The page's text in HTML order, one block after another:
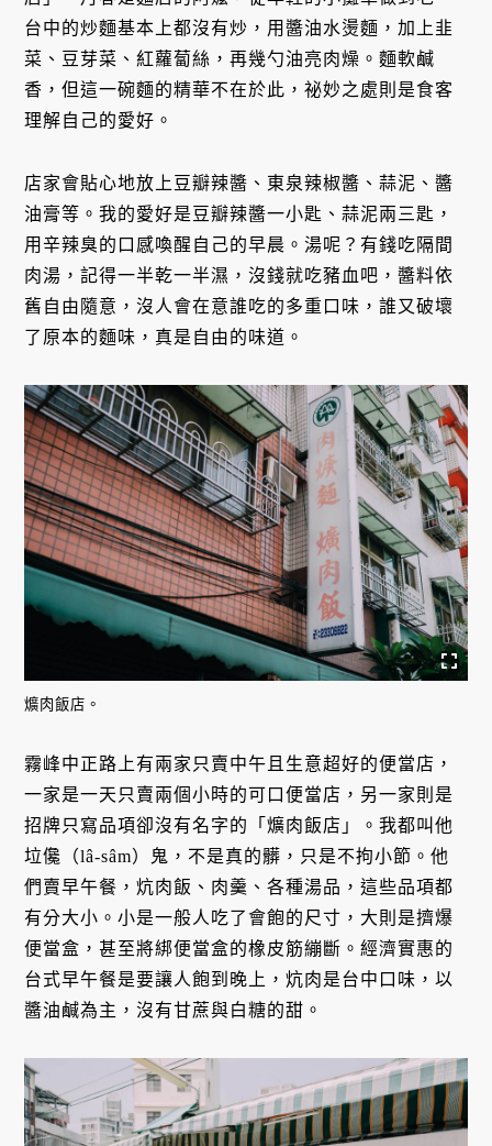
台中的炒麵基本上都沒有炒，用醬油水燙麵，加上韭
菜、豆芽菜、紅蘿蔔絲，再幾勺油亮肉燥。麵軟鹹
香，但這一碗麵的精華不在於此，祕妙之處則是食客
理解自己的愛好。
店家會貼心地放上豆瓣辣醬、東泉辣椒醬、蒜泥、醬
油膏等。我的愛好是豆瓣辣醬一小匙、蒜泥兩三匙，
用辛辣臭的口感喚醒自己的早晨。湯呢？有錢吃隔間
肉湯，記得一半乾一半濕，沒錢就吃豬血吧，醬料依
舊自由隨意，沒人會在意誰吃的多重口味，誰又破壞
了原本的麵味，真是自由的味道。
爌肉飯店。
霧峰中正路上有兩家只賣中午且生意超好的便當店，
一家是一天只賣兩個小時的可口便當店，另一家則是
招牌只寫品項卻沒有名字的「爌肉飯店」。我都叫他
垃儳（lâ-sâm）鬼，不是真的髒，只是不拘小節。他
們賣早午餐，炕肉飯、肉羹、各種湯品，這些品項都
有分大小。小是一般人吃了會飽的尺寸，大則是擠爆
便當盒，甚至將綁便當盒的橡皮筋繃斷。經濟實惠的
台式早午餐是要讓人飽到晚上，炕肉是台中口味，以
醬油鹹為主，沒有甘蔗與白糖的甜。